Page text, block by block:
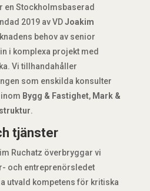
en Stockholmsbaserad
2019 av VDJoakim
behov av senior
i komplexa projekt med
Vi tillhandahåller
som enskilda konsulter
Bygg & Fastighet, Mark &
.
tjänster
Ruchatz överbryggar vi
och entreprenörsledet
utvald kompetens för kritiska